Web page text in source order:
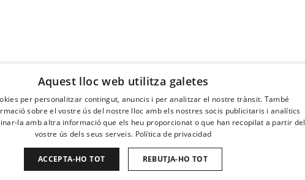
Aquest lloc web utilitza galetes
per personalitzar contingut, anuncis i per analitzar el nostre trànsit. També
sobre el vostre ús del nostre lloc amb els nostres socis publicitaris i analítics
la amb altra informació que els heu proporcionat o que han recopilat a partir del
vostre ús dels seus serveis. Política de privacidad
ACCEPTA-HO TOT REBUTJA-HO TOT